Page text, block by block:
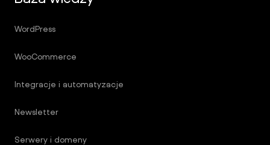
WordPress
WooCommerce
Integracje i automatyzacje
Newsletter
Serwery i domeny